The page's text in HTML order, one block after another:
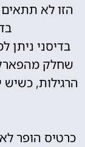
הזו לא
בדיסני ניתן
שחלק
הרגילות,
כרטיס הופר